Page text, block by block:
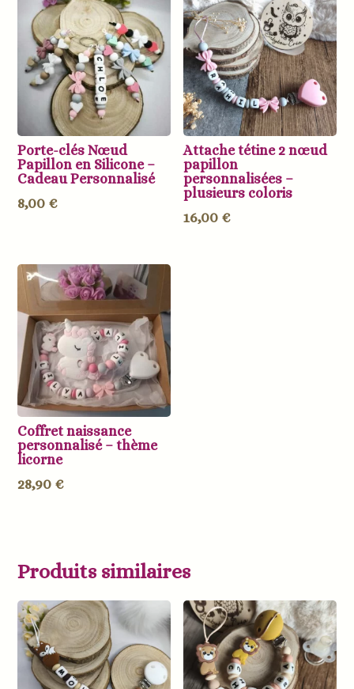
Porte-clés Nœud
Papillon en Silicone –
Cadeau Personnalisé
8,00 €
Attache tétine 2 nœud
papillon
personnalisées –
plusieurs coloris
16,00 €
Coffret naissance
personnalisé – thème
licorne
28,90 €
Produits similaires